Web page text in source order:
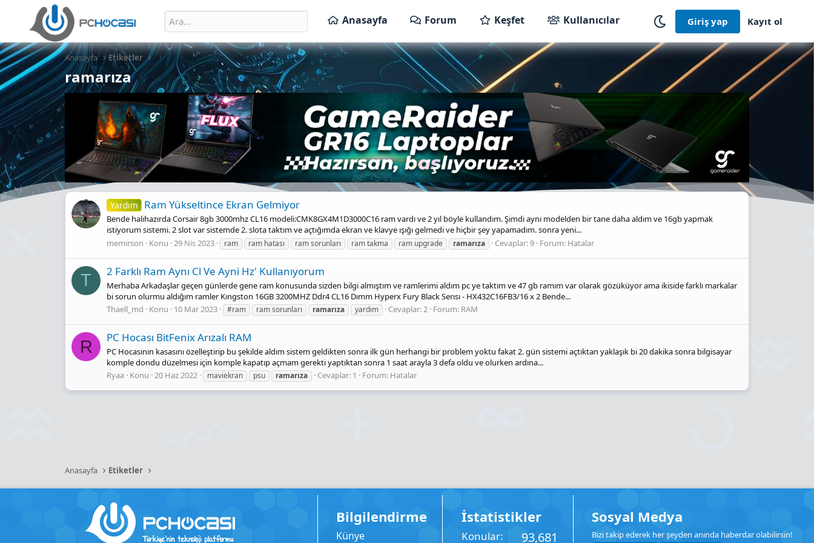
Anasayfa Forum Keşfet Kullanıcılar Giriş yap Kayıt ol
Anasayfa Etiketler
ramarıza
Yardım Ram Yükselti̇nce Ekran Gelmi̇yor
Bende halihazırda Corsair 8gb 3000mhz CL16 modeli:CMK8GX4M1D3000C16 ram vardı ve 2 yıl böyle kullandım. Şimdi aynı modelden bir tane daha aldım ve 16gb yapmak
istiyorum sistemi. 2 slot var sistemde 2. slota taktım ve açtığımda ekran ve klavye ışığı gelmedi ve hiçbir şey yapamadım. sonra yeni...
memirson
Konu 29 Nis 2023 ram ram hatası ram sorunları ram takma ram upgrade ramarıza Cevaplar: 9 Forum: Hatalar
T 2 Farklı Ram Aynı Cl Ve Ayni Hz' Kullanıyorum
Merhaba Arkadaşlar geçen günlerde gene ram konusunda sizden bilgi almıştım ve ramlerimi aldım pc ye taktım ve 47 gb ramım var olarak gözüküyor ama ikiside farklı markalar
bi sorun olurmu aldığım ramler Kıngston 16GB 3200MHZ Ddr4 CL16 Dımm Hyperx Fury Black Serısı - HX432C16FB3/16 x 2 Bende...
Thaell_md
Konu 10 Mar 2023 #ram ram sorunları ramarıza yardım Cevaplar: 2 Forum: RAM
R PC Hocası BitFenix Arızalı RAM
PC Hocasının kasasını özelleştirip bu şekilde aldım sistem geldikten sonra ilk gün herhangi bir problem yoktu fakat 2. gün sistemi açtıktan yaklaşık bi 20 dakika sonra bilgisayar
komple dondu düzelmesi için komple kapatıp açmam gerekti yaptıktan sonra 1 saat arayla 3 defa oldu ve olurken ardına...
Ryaa Konu 20 Haz 2022 maviekran psu ramarıza Cevaplar: 1 Forum: Hatalar
Anasayfa Etiketler
Bilgilendirme
Künye
İstatistikler
Konular 93,681
Sosyal Medya
Bizi takip ederek her şeyden anında haberdar olabilirsin!